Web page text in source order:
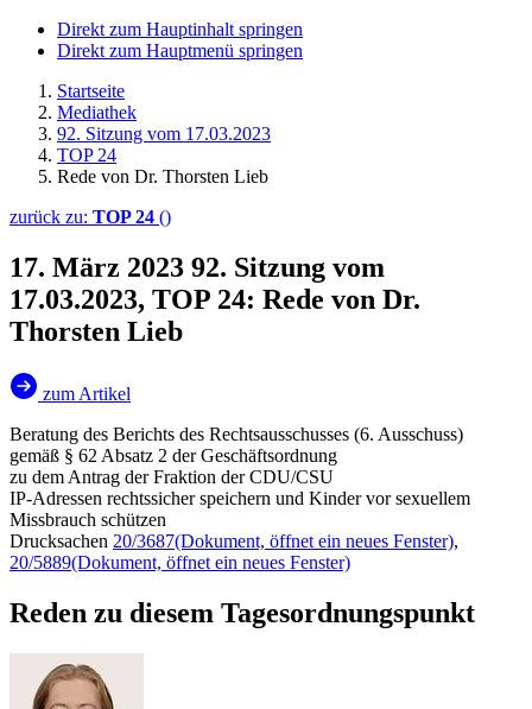
Direkt zum Hauptinhalt springen
Direkt zum Hauptmenü springen
Startseite
Mediathek
92. Sitzung vom 17.03.2023
TOP 24
Rede von Dr. Thorsten Lieb
zurück zu: TOP 24 ()
17. März 2023 92. Sitzung vom
17.03.2023, TOP 24: Rede von Dr.
Thorsten Lieb
zum Artikel
Beratung des Berichts des Rechtsausschusses (6. Ausschuss)
gemäß § 62 Absatz 2 der Geschäftsordnung
zu dem Antrag der Fraktion der CDU/CSU
IP-Adressen rechtssicher speichern und Kinder vor sexuellem
Missbrauch schützen
Drucksachen 20/3687(Dokument, öffnet ein neues Fenster),
20/5889(Dokument, öffnet ein neues Fenster)
Reden zu diesem Tagesordnungspunkt